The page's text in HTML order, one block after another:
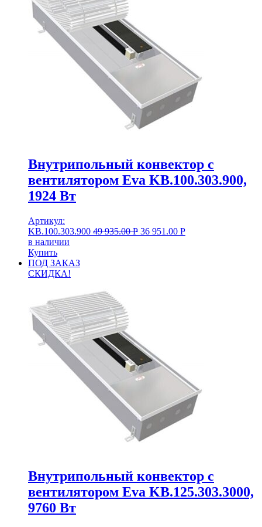
Внутрипольный конвектор с
вентилятором Eva KB.100.303.900,
1924 Вт
Артикул:
KB.100.303.900 49 935.00Р 36 951.00 Р
в наличии
Купить
ПОД ЗАКАЗ
СКИДКА!
Внутрипольный конвектор с
вентилятором Eva KB.125.303.3000,
9760 Вт